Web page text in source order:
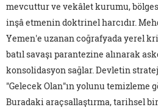
mevcuttur ve vekâlet kurumu,
inşâ etmenin doktrinel harcıdır.
Yemen'e uzanan coğrafyada yerel
batıl savaşı parantezine alınarak
konsolidasyon sağlar. Devletin
"Gelecek Olan"ın yolunu temizleme
Buradaki araçsallaştırma, tarihsel